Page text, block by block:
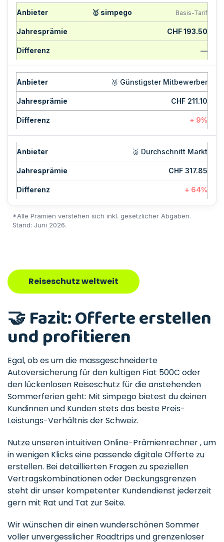
🥇 simpego Basis-Tarif
CHF 193.50
—
🥈 Günstigster Mitbewerber
CHF 211.10
+ 9%
🥉 Durchschnitt Markt
CHF 317.85
+ 64%
*Alle Prämien verstehen sich inkl. gesetzlicher Abgaben.
Stand: Juni 2026.
Reiseschutz weltweit
🤝 Fazit: Offerte erstellen
und profitieren
Egal, ob es um die massgeschneiderte
Autoversicherung für den kultigen Fiat 500C oder
den lückenlosen Reiseschutz für die anstehenden
Sommerferien geht: Mit simpego bietest du deinen
Kundinnen und Kunden stets das beste Preis-
Leistungs-Verhältnis der Schweiz.
Nutze unseren intuitiven Online-Prämienrechner , um
in wenigen Klicks eine passende digitale Offerte zu
erstellen. Bei detaillierten Fragen zu speziellen
Vertragskombinationen oder Deckungsgrenzen
steht dir unser kompetenter Kundendienst jederzeit
gern mit Rat und Tat zur Seite.
Wir wünschen dir einen wunderschönen Sommer
voller unvergesslicher Roadtrips und grenzenloser